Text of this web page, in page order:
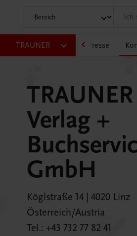
TRAUNER
Karriere & Jobs Presse
TRAUNER
Verlag +
GmbH
Köglstraße 14 | 4020 Linz
Österreich/Austria
Tel.: +43 732 77 82 41